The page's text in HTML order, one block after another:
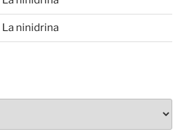
La ninidrina